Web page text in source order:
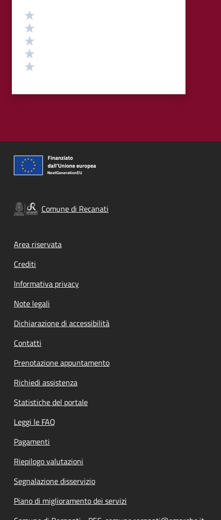
Valutazione
Comune di Recanati
Footer menu
Area riservata
Crediti
Informativa privacy
Note legali
Dichiarazione di accessibilità
Contatti
Prenotazione appuntamento
Richiedi assistenza
Statistiche del portale
Leggi le FAQ
Pagamenti
Riepilogo valutazioni
Segnalazione disservizio
Piano di miglioramento dei servizi